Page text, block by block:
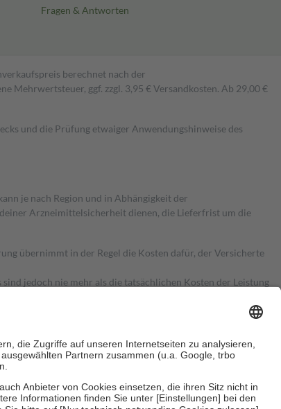
Fragen & Antworten
berechnet nach der
Mehrwertsteuer, ggf. zzgl. 3,95 € Versandkosten. Ab 29,00 €
und die Prüfung etwaiger Anwendungshinweise des
je nach Region und in Abhängigkeit der
Arzneimittelsicherheit dienen, die Lieferfrist um die
übernimmt in der Regel die Kosten dafür, der Versicherte
sind jedoch nie mehr als die tatsächlichen Kosten der Leistung
an bei: